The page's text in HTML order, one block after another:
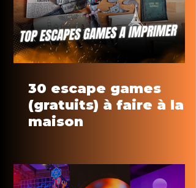
30 escape games
(gratuits) à faire à la
maison